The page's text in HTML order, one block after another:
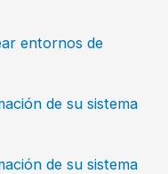
entornos de
de su sistema
de su sistema